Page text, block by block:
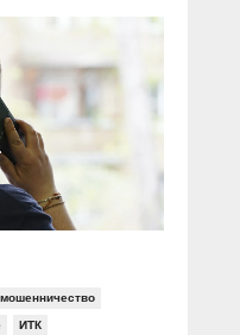
мошенничество
ИТК